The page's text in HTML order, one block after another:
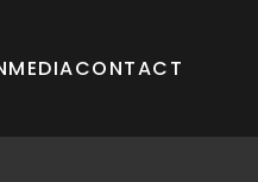
MEDIACONTACT